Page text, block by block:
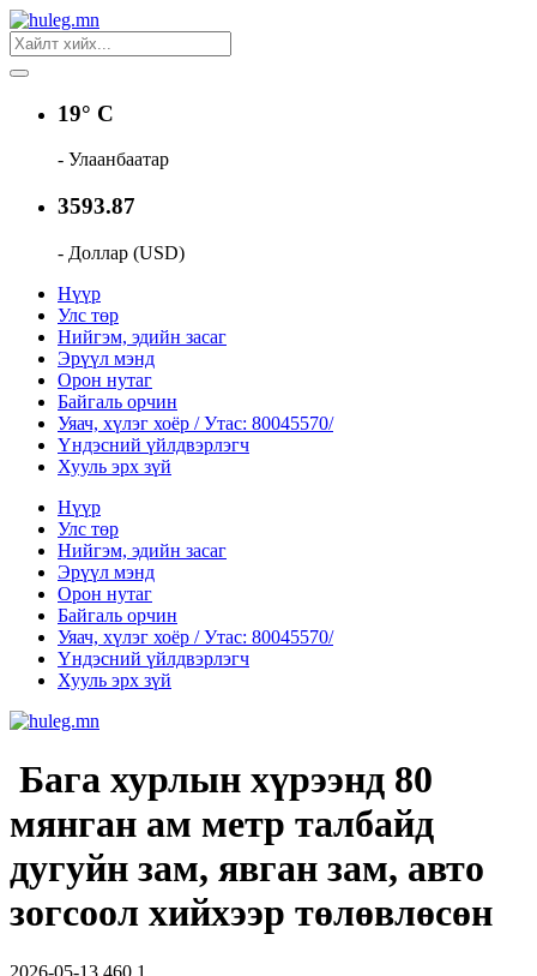
19° C
- Улаанбаатар
3593.87
- Доллар (USD)
Нүүр
Улс төр
Нийгэм, эдийн засаг
Эрүүл мэнд
Орон нутаг
Байгаль орчин
Уяач, хүлэг хоёр / Утас: 80045570/
Үндэсний үйлдвэрлэгч
Хууль эрх зүй
Нүүр
Улс төр
Нийгэм, эдийн засаг
Эрүүл мэнд
Орон нутаг
Байгаль орчин
Уяач, хүлэг хоёр / Утас: 80045570/
Үндэсний үйлдвэрлэгч
Хууль эрх зүй
Бага хурлын хүрээнд 80
мянган ам метр талбайд
дугуйн зам, явган зам, авто
зогсоол хийхээр төлөвлөсөн
2026-05-13 460 1